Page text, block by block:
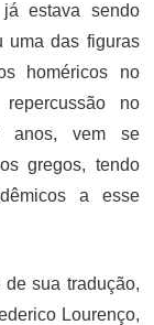
estava sendo
uma das figuras
homéricos no
no
anos, vem se
gregos, tendo
a esse
sua tradução,
Lourenço,